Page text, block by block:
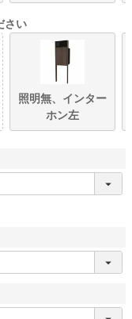
さい
照明無、インター
ホン左